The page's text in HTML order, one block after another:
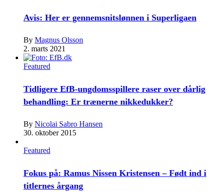
Avis: Her er gennemsnitslønnen i Superligaen
By Magnus Olsson
2. marts 2021
Featured
Tidligere EfB-ungdomsspillere raser over dårlig
behandling: Er trænerne nikkedukker?
By Nicolai Sabro Hansen
30. oktober 2015
Featured
Fokus på: Ramus Nissen Kristensen – Født ind i
titlernes årgang